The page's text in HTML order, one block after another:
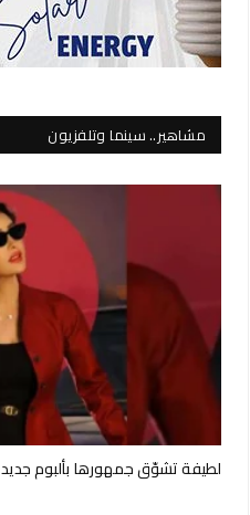
مشاهير.. سينما وتلفزيون
لطيفة تشوّق جمهورها بألبوم جديد